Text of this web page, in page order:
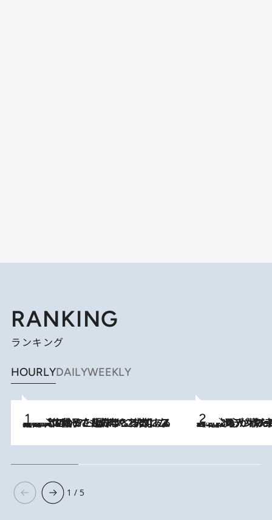
RANKING
ランキング
HOURLYDAILYWEEKLY
2026.8.5
【阿川佐和子さんの年とる力】なぜ70代で始めた趣味は“こんなに楽しい”のか？ ピアノ、俳句…スランプに陥っても続けられる“ある秘訣”とは 2026.8.8
《北欧の人々の幸福度が高いのは…》元デンマーク親善大使が出会った“心が満たされる暮らし”「いいかげんにヒュッゲしなさい！」
1 / 5